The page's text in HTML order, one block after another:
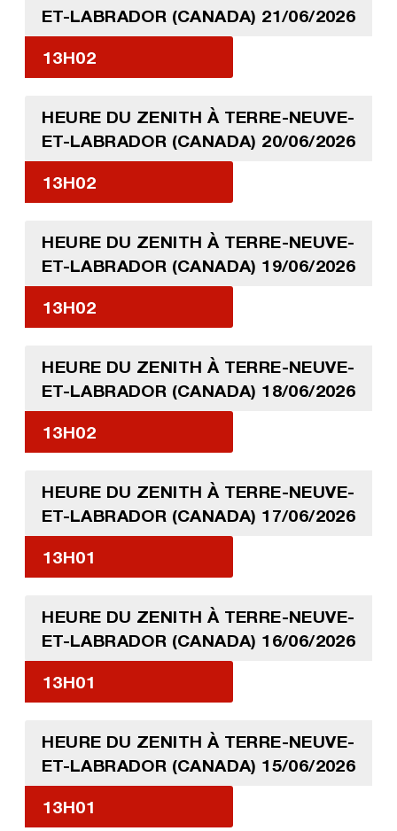
ET-LABRADOR (CANADA) 21/06/2026
13H02
HEURE DU ZENITH À TERRE-NEUVE-
ET-LABRADOR (CANADA) 20/06/2026
13H02
HEURE DU ZENITH À TERRE-NEUVE-
ET-LABRADOR (CANADA) 19/06/2026
13H02
HEURE DU ZENITH À TERRE-NEUVE-
ET-LABRADOR (CANADA) 18/06/2026
13H02
HEURE DU ZENITH À TERRE-NEUVE-
ET-LABRADOR (CANADA) 17/06/2026
13H01
HEURE DU ZENITH À TERRE-NEUVE-
ET-LABRADOR (CANADA) 16/06/2026
13H01
HEURE DU ZENITH À TERRE-NEUVE-
ET-LABRADOR (CANADA) 15/06/2026
13H01